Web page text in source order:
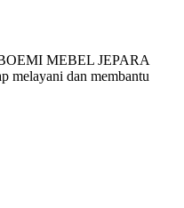
MEBEL JEPARA
dan membantu